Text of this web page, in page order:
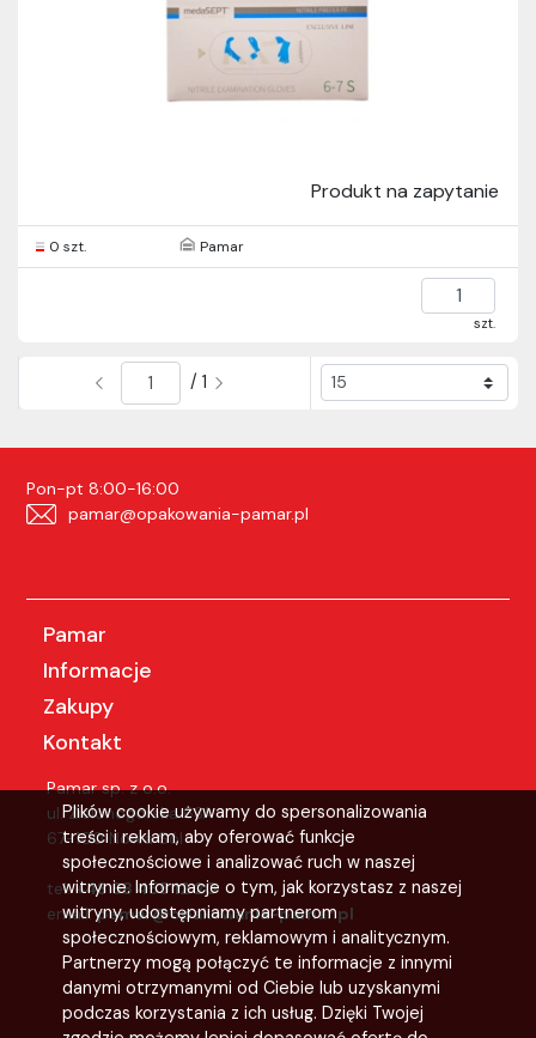
Plików cookie używamy do spersonalizowania
treści i reklam, aby oferować funkcje
społecznościowe i analizować ruch w naszej
witrynie. Informacje o tym, jak korzystasz z naszej
witryny, udostępniamy partnerom
społecznościowym, reklamowym i analitycznym.
Partnerzy mogą połączyć te informacje z innymi
danymi otrzymanymi od Ciebie lub uzyskanymi
podczas korzystania z ich usług. Dzięki Twojej
Produkt na zapytanie
0 szt. Pamar
szt.
/ 1
Pon-pt 8:00-16:00
pamar@opakowania-pamar.pl
Pamar
Informacje
Zakupy
Kontakt
Pamar sp. z o.o.
ul. Zielonogórska 63A
67-100 Nowa Sól
tel:+48 68 455 12 20
email:pamar@opakowania-pamar.pl